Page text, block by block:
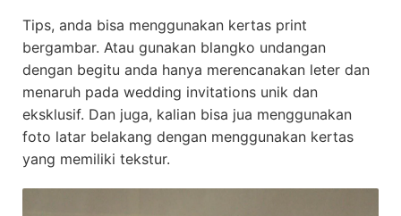
Tips, anda bisa menggunakan kertas print
bergambar. Atau gunakan blangko undangan
dengan begitu anda hanya merencanakan leter dan
menaruh pada wedding invitations unik dan
eksklusif. Dan juga, kalian bisa jua menggunakan
foto latar belakang dengan menggunakan kertas
yang memiliki tekstur.